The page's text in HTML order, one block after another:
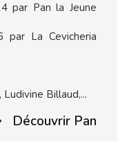
par Pan la Jeune
par La Cevicheria
Billaud,...
Découvrir Pan